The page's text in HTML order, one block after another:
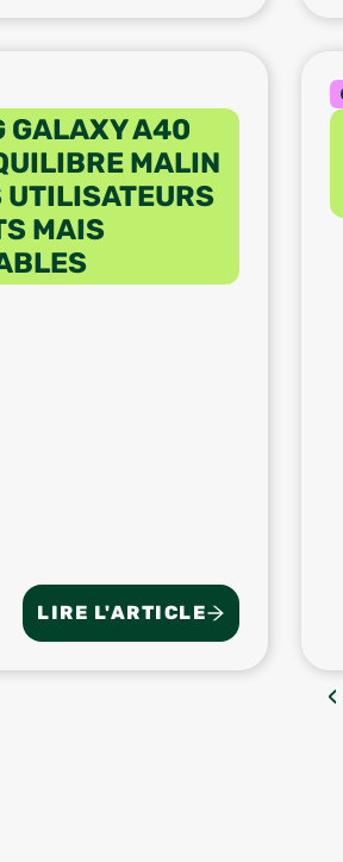
GALAXY A40
MALIN
UTILISATEURS
MAIS
LIRE L'ARTICLE
‹